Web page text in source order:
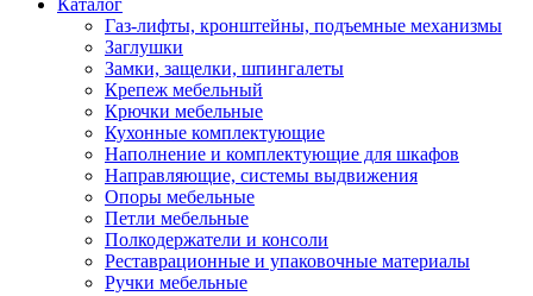
Каталог
Газ-лифты, кронштейны, подъемные механизмы
Заглушки
Замки, защелки, шпингалеты
Крепеж мебельный
Крючки мебельные
Кухонные комплектующие
Наполнение и комплектующие для шкафов
Направляющие, системы выдвижения
Опоры мебельные
Петли мебельные
Полкодержатели и консоли
Реставрационные и упаковочные материалы
Ручки мебельные